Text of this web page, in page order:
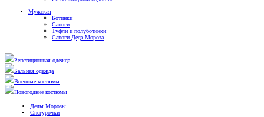
Мужская
Ботинки
Сапоги
Туфли и полуботинки
Сапоги Деда Мороза
Репетиционная одежда
Бальная одежда
Военные костюмы
Новогодние костюмы
Деды Морозы
Снегурочки